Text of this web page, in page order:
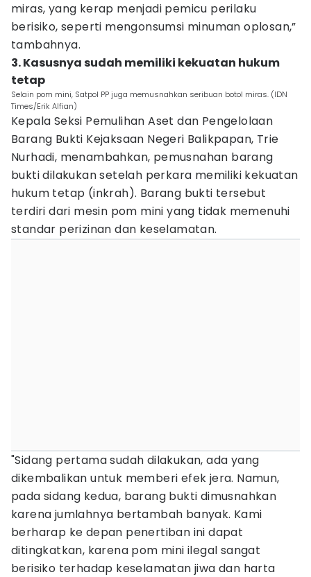
miras, yang kerap menjadi pemicu perilaku
berisiko, seperti mengonsumsi minuman oplosan,”
tambahnya.
3. Kasusnya sudah memiliki kekuatan hukum
tetap
Selain pom mini, Satpol PP juga memusnahkan seribuan botol miras. (IDN
Times/Erik Alfian)
Kepala Seksi Pemulihan Aset dan Pengelolaan
Barang Bukti Kejaksaan Negeri Balikpapan, Trie
Nurhadi, menambahkan, pemusnahan barang
bukti dilakukan setelah perkara memiliki kekuatan
hukum tetap (inkrah). Barang bukti tersebut
terdiri dari mesin pom mini yang tidak memenuhi
standar perizinan dan keselamatan.
"Sidang pertama sudah dilakukan, ada yang
dikembalikan untuk memberi efek jera. Namun,
pada sidang kedua, barang bukti dimusnahkan
karena jumlahnya bertambah banyak. Kami
berharap ke depan penertiban ini dapat
ditingkatkan, karena pom mini ilegal sangat
berisiko terhadap keselamatan jiwa dan harta